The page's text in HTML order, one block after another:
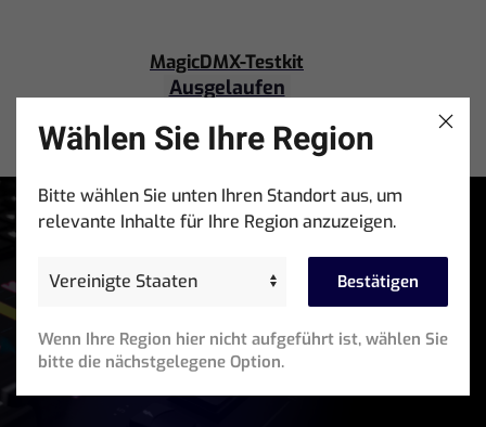
MagicDMX-Testkit
Ausgelaufen
Bleibe Auf Dem Laufenden
Produktankündigungen, Schulungsveranstaltungen,
Email
Address(erforderlich)
Wählen Sie Ihre Region
Bitte wählen Sie unten Ihren Standort aus, um
relevante Inhalte für Ihre Region anzuzeigen.
Bestätigen
Wenn Ihre Region hier nicht aufgeführt ist, wählen Sie
bitte die nächstgelegene Option.